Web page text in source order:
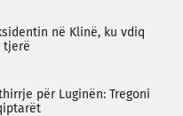
në Klinë, ku vdiq
tjerë
për Luginën: Tregoni